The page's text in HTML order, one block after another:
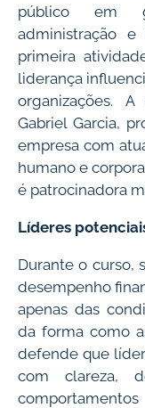
público em
administração
primeira
liderança
organizações.
Gabriel Garcia,
empresa com
humano e
é patrocinadora
Líderes
Durante o curso,
desempenho
apenas das
da forma como
defende que
com clareza,